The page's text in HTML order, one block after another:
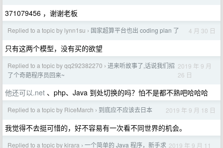
371079456 ，谢谢老板
Replied to a topic by lynn1su › 国家超算平台也出 coding plan 了 4 月 30 日
只有这两个模型，没有买的欲望
Replied to a topic by qq292382270 › 进来听故事了,话说我们招
了个奇葩程序员回来~
2019 年 9 月
26 日
他还可以.net 、php、Java 到处切换的吗？怕不是都不熟吧哈哈哈
Replied to a topic by RiceMarch › 到底应不应该去日本 2019 年 9 月 18 日
我觉得不去挺可惜的，好不容易有一次看不同世界的机会。
Replied to a topic by kirara › 一个简单的 Java 程序，新手求 2019 年 9 月 11